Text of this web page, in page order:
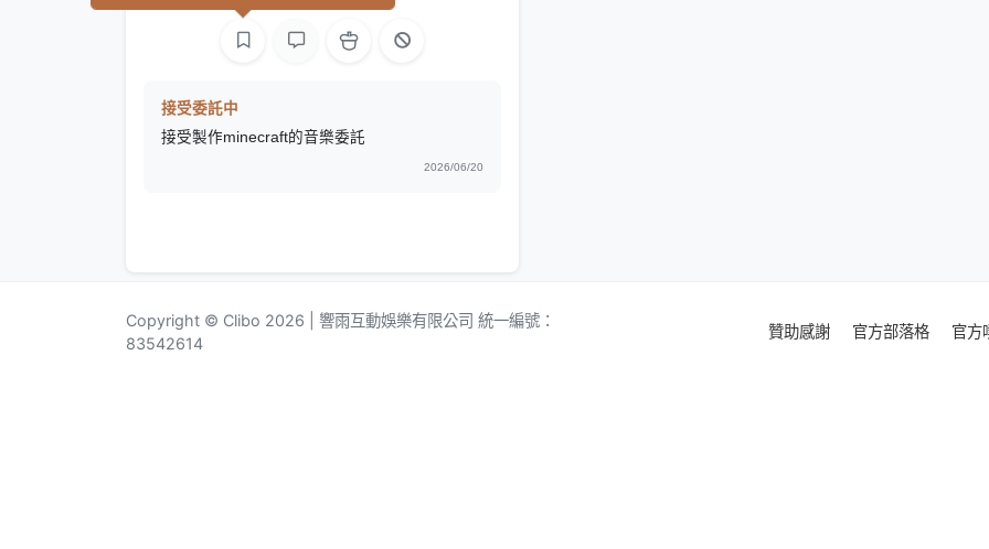
接受委託中
接受製作minecraft的音樂委託
2026/06/20
Copyright © Clibo 2026 | 響雨互動娛樂有限公司 統一編號：
83542614
贊助感謝 官方部落格 官方